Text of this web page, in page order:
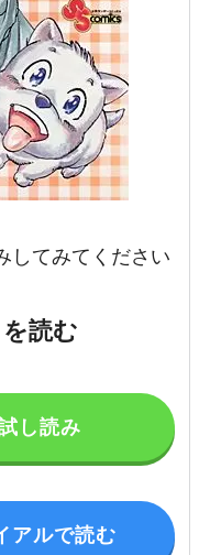
してみてください
を読む
し読み
アルで読む